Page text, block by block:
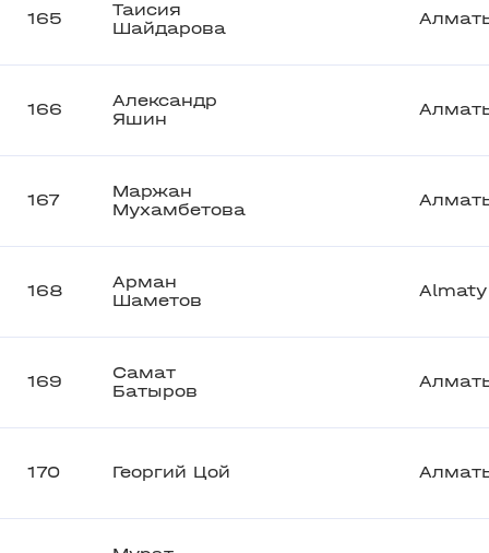
165
Таисия
Шайдарова
166
Александр
Яшин
167
Маржан
Мухамбетова
168
Арман
Шаметов
Almaty
169
Самат
Батыров
170 Георгий Цой